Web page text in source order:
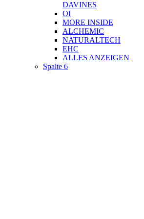
DAVINES
OI
MORE INSIDE
ALCHEMIC
NATURALTECH
EHC
ALLES ANZEIGEN
Spalte 6